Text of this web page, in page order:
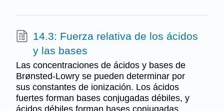
14.3: Fuerza relativa de los ácidos
y las bases
Las concentraciones de ácidos y bases de
Brønsted-Lowry se pueden determinar por
sus constantes de ionización. Los ácidos
fuertes forman bases conjugadas débiles, y
ácidos débiles forman bases conjugadas